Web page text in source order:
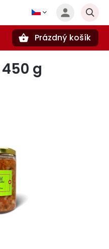
Prázdný košík
g